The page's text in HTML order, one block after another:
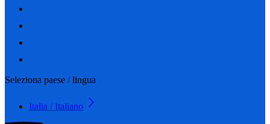
Seleziona paese / lingua
Italia / Italiano